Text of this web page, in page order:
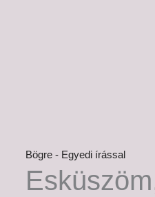
Bögre - Egyedi írással